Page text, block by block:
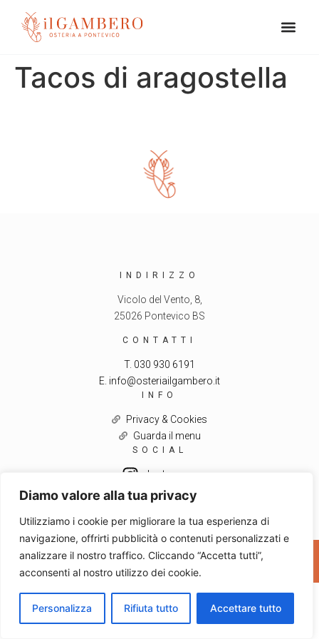
Diamo valore alla tua privacy
Utilizziamo i cookie per migliorare la tua esperienza di
navigazione, offrirti pubblicità o contenuti personalizzati e
analizzare il nostro traffico. Cliccando “Accetta tutti”,
acconsenti al nostro utilizzo dei cookie.
Personalizza Rifiuta tutto Accettare tutto
Tacos di aragostella
INDIRIZZO
Vicolo del Vento, 8,
25026 Pontevico BS
CONTATTI
T. 030 930 6191
E. info@osteriailgambero.it
INFO
Privacy & Cookies
Guarda il menu
SOCIAL
Instagram
2026 © Osteria il Gambero. Tutti i diritti riservati